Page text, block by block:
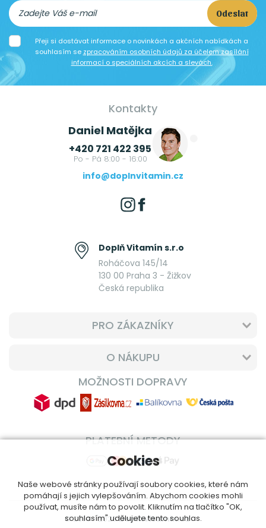
Odeslat
Přeji si dostávat informace o novinkách a akčních nabídkách a
souhlasím se zpracováním osobních údajů za účelem zasílání
informací o speciálních akcích a slevách.
Kontakty
Daniel Matějka
+420 721 422 395
Po - Pá 8:00 - 16:00
info@doplnvitamin.cz
Doplň Vitamín s.r.o
Roháčova 145/14
130 00 Praha 3 - Žižkov
Česká republika
PRO ZÁKAZNÍKY
O NÁKUPU
MOŽNOSTI DOPRAVY
PLATEBNÍ METODY
© 2014 - 2026DoplnVitamin.cz
Cookies
Naše webové stránky používají soubory cookies, které nám
pomáhají s jejich vylepšováním. Abychom cookies mohli
používat, musíte nám to povolit. Kliknutím na tlačítko "OK,
souhlasím" udělujete tento souhlas.